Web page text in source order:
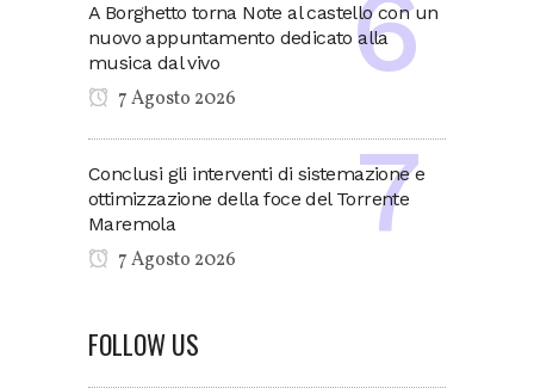
A Borghetto torna Note al castello con un
nuovo appuntamento dedicato alla
musica dal vivo
7 Agosto 2026
Conclusi gli interventi di sistemazione e
ottimizzazione della foce del Torrente
Maremola
7 Agosto 2026
FOLLOW US